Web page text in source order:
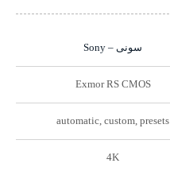
سونی – Sony
Exmor RS CMOS
automatic, custom, presets
4K